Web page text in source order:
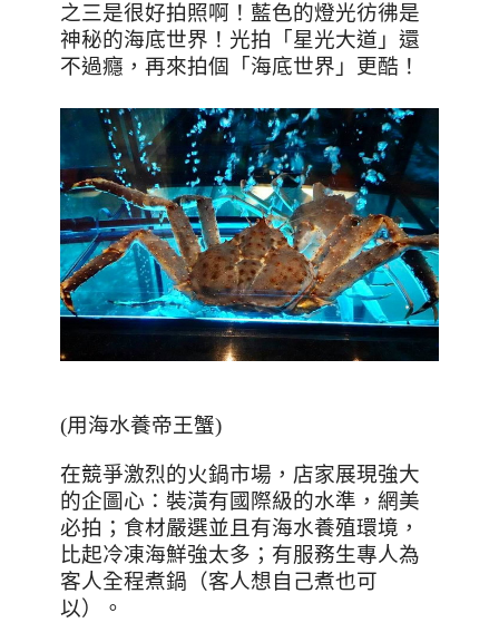
之三是很好拍照啊！藍色的燈光彷彿是
神秘的海底世界！光拍「星光大道」還
不過癮，再來拍個「海底世界」更酷！
(用海水養帝王蟹)
在競爭激烈的火鍋市場，店家展現強大
的企圖心：裝潢有國際級的水準，網美
必拍；食材嚴選並且有海水養殖環境，
比起冷凍海鮮強太多；有服務生專人為
客人全程煮鍋（客人想自己煮也可
以）。